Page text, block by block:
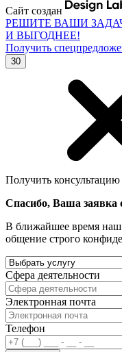
Сайт создан
РЕШИТЕ ВАШИ
И ВЫГОДНЕЕ!
Получить
30
Получить консультацию
Спасибо, Ваша заявка
В ближайшее время наш
общение строго
Сфера деятельности
Электронная почта
Телефон